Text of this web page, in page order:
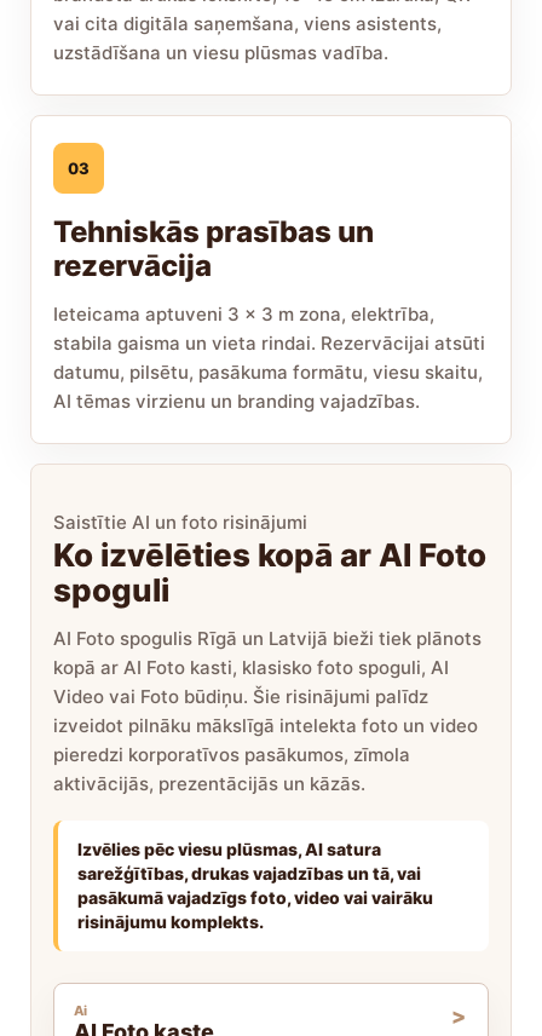
vai cita digitāla saņemšana, viens asistents,
uzstādīšana un viesu plūsmas vadība.
03
Tehniskās prasības un
rezervācija
Ieteicama aptuveni 3 x 3 m zona, elektrība,
stabila gaisma un vieta rindai. Rezervācijai atsūti
datumu, pilsētu, pasākuma formātu, viesu skaitu,
AI tēmas virzienu un branding vajadzības.
Saistītie AI un foto risinājumi
Ko izvēlēties kopā ar AI Foto
spoguli
AI Foto spogulis Rīgā un Latvijā bieži tiek plānots
kopā ar AI Foto kasti, klasisko foto spoguli, AI
Video vai Foto būdiņu. Šie risinājumi palīdz
izveidot pilnāku mākslīgā intelekta foto un video
pieredzi korporatīvos pasākumos, zīmola
aktivācijās, prezentācijās un kāzās.
Izvēlies pēc viesu plūsmas, AI satura
sarežģītības, drukas vajadzības un tā, vai
pasākumā vajadzīgs foto, video vai vairāku
risinājumu komplekts.
Ai